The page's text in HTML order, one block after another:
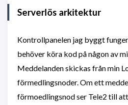
Serverlös arkitektur
Kontrollpanelen jag byggt
behöver köra kod på någon av
Meddelanden skickas från min
förmedlingsnoder. Om ett
förmoedlingsnod ser Tele2 till